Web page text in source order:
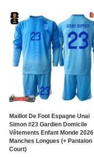
Maillot De Foot Espagne Unai
Simon #23 Gardien Domicile
Vêtements Enfant Monde 2026
Manches Longues (+ Pantalon
Court)